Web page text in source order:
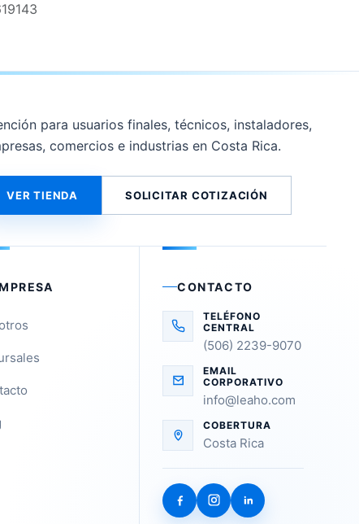
para usuarios finales, técnicos, instaladores,
comercios e industrias en Costa Rica.
VER TIENDA SOLICITAR COTIZACIÓN
CONTACTO
TELÉFONO
CENTRAL
(506) 2239-9070
EMAIL
CORPORATIVO
info@leaho.com
COBERTURA
Costa Rica